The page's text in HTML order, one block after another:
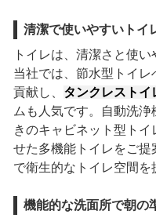
清潔で使いやすいトイ
トイレは、清潔さと使
当社では、節水型トイ
貢献し、 タンクレストイ
ムも人気です。自動洗
きのキャビネット型ト
せた多機能トイレをご
で衛生的なトイレ空間を
機能的な洗面所で朝の